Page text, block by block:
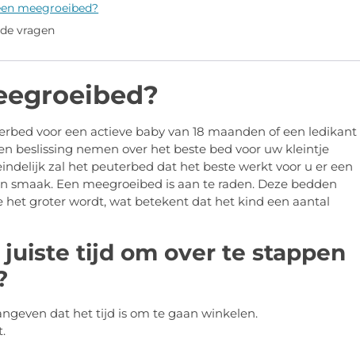
meegroeibed?
vragen
voor een actieve baby van 18 maanden of een ledikant
beslissing nemen over het beste bed voor uw kleintje
zal het peuterbed dat het beste werkt voor u er een
Een meegroeibed is aan te raden. Deze bedden
groter wordt, wat betekent dat het kind een aantal
tijd om over te stappen
dat het tijd is om te gaan winkelen.